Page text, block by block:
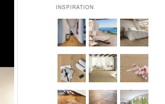
INSPIRATION